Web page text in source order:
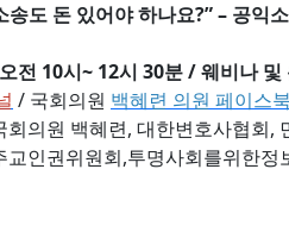
송도 돈 있어야 하나요?” – 공익
전 10시~ 12시 30분 / 웨비나 및
/ 국회의원 백혜련 의원 페이스북
의원 백혜련, 대한변호사협회,
인권위원회,투명사회를위한정